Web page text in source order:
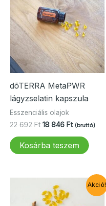
dōTERRA MetaPWR
lágyzselatin kapszula
Esszenciális olajok
22 692Ft Original
was:
22
18 846 FtCurrent
18
(bruttó)
Kosárba teszem
Akció!